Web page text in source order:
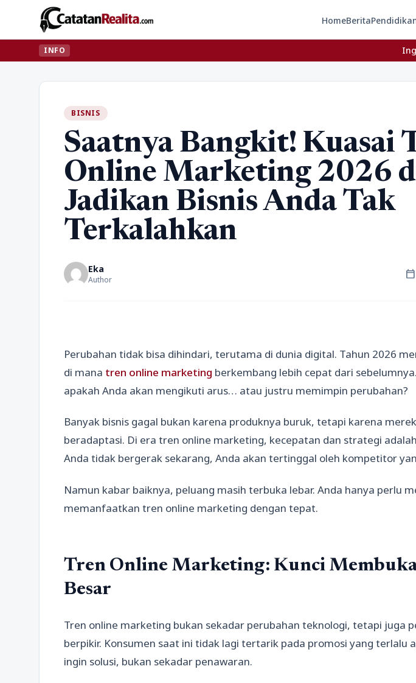
HomeBerita
INFO Ingin upgrade
BISNIS
Saatnya Bangkit! Kuasai
Online Marketing 2026
Jadikan Bisnis Anda Tak
Terkalahkan
Eka
Author calendar_today
Perubahan tidak bisa dihindari, terutama di dunia digital. Tahun 2026
di mana tren online marketing berkembang lebih cepat dari
apakah Anda akan mengikuti arus… atau justru memimpin perubahan?
Banyak bisnis gagal bukan karena produknya buruk, tetapi karena
beradaptasi. Di era tren online marketing, kecepatan dan strategi
Anda tidak bergerak sekarang, Anda akan tertinggal oleh kompetitor
Namun kabar baiknya, peluang masih terbuka lebar. Anda hanya perlu
memanfaatkan tren online marketing dengan tepat.
Tren Online Marketing: Kunci
Besar
Tren online marketing bukan sekadar perubahan teknologi, tetapi juga
berpikir. Konsumen saat ini tidak lagi tertarik pada promosi yang terlalu
ingin solusi, bukan sekadar penawaran.